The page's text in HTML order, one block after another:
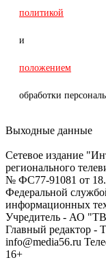
политикой
и
положением
обработки
Выходные данные
Сетевое издание
регионального
№ ФС77-91081 от
Федеральной
информационных
Учредитель - АО
Главный редактор -
info@media56.ru
16+